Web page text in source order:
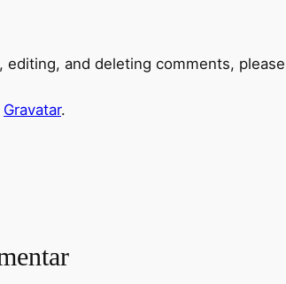
and deleting comments,
Gravatar.